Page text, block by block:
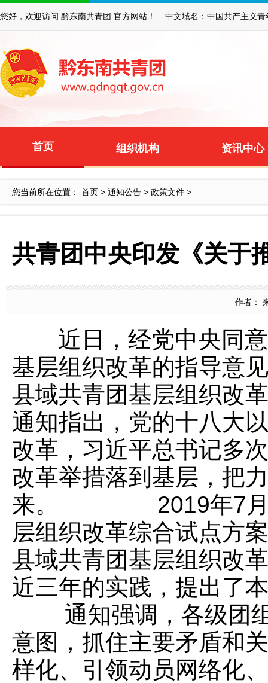
您好，欢迎访问 黔东南共青团 官方网站！ 中文域名：中国共产主义青
首页 组织机构 资讯中心
您当前所在位置： 首页 > 通知公告 > 政策文件 >
共青团中央印发《关于
作者：
近日，经党中央同意
基层组织改革的指导意
县域共青团基层组织改
通知指出，党的十八大
改革，习近平总书记多
改革举措落到基层，把
来。 2019年7月，
层组织改革综合试点方
县域共青团基层组织改
近三年的实践，提出了
通知强调，各级团组
意图，抓住主要矛盾和
样化、引领动员网络化